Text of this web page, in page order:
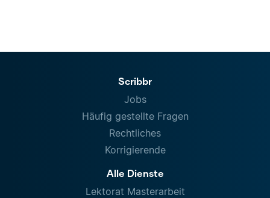
Scribbr
Jobs
Häufig gestellte Fragen
Rechtliches
Korrigierende
Alle Dienste
Lektorat Masterarbeit